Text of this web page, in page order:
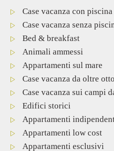
Case vacanza con piscina
Case vacanza senza
Bed & breakfast
Animali ammessi
Appartamenti sul mare
Case vacanza da oltre
Case vacanza sui campi
Edifici storici
Appartamenti
Appartamenti low cost
Appartamenti esclusivi